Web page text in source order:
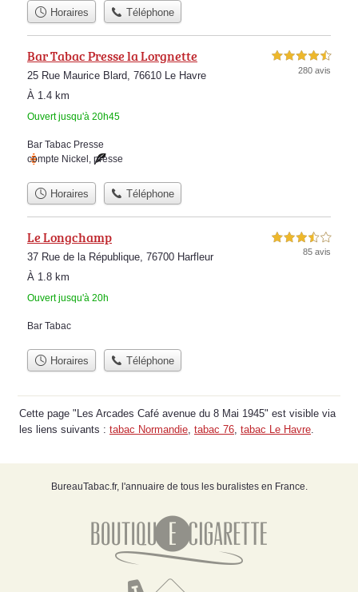
Horaires Téléphone
Bar Tabac Presse la Lorgnette
25 Rue Maurice Blard, 76610 Le Havre
À 1.4 km
Ouvert jusqu'à 20h45
4,5 étoiles sur 5
280 avis
Bar Tabac Presse
compte Nickel presse
Horaires Téléphone
Le Longchamp
37 Rue de la République, 76700 Harfleur
À 1.8 km
Ouvert jusqu'à 20h
3,5 étoiles sur 5
85 avis
Bar Tabac
Horaires Téléphone
Cette page "Les Arcades Café avenue du 8 Mai 1945" est visible via
les liens suivants : tabac Normandie, tabac 76, tabac Le Havre.
BureauTabac.fr, l'annuaire de tous les buralistes en France.